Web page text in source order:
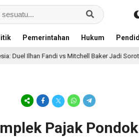
Pemerintahan Hukum
vs Mitchell Baker Jadi Sorotan di Piala AFF
Pajak